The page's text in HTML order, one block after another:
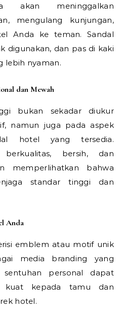
akan meninggalkan
mengulang kunjungan,
Anda ke teman. Sandal
digunakan, dan pas di kaki
lebih nyaman.
dan Mewah
bukan sekadar diukur
namun juga pada aspek
hotel yang tersedia.
berkualitas, bersih, dan
memperlihatkan bahwa
standar tinggi dan
Anda
emblem atau motif unik
media branding yang
sentuhan personal dapat
kuat kepada tamu dan
hotel.